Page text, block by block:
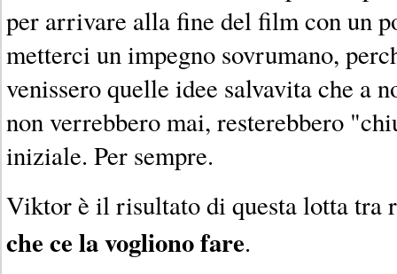
per arrivare alla fine del film con un
metterci un impegno sovrumano,
venissero quelle idee salvavita che a
non verrebbero mai, resterebbero
iniziale. Per sempre.
Viktor è il risultato di questa lotta tra
che ce la vogliono fare.